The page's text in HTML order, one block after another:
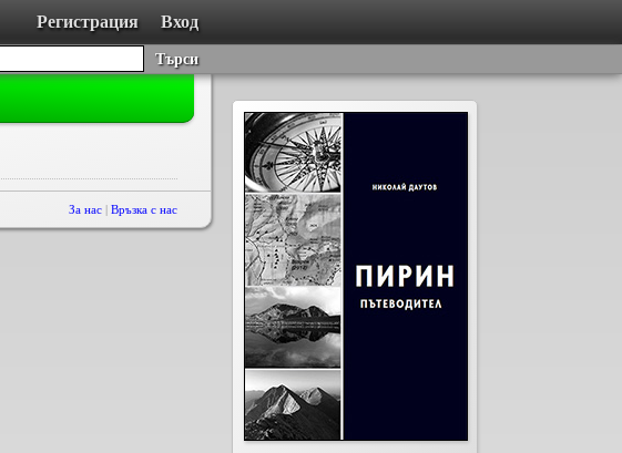
Вход
Регистрация
Търси
За нас | Връзка с нас